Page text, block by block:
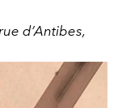
d’Antibes,